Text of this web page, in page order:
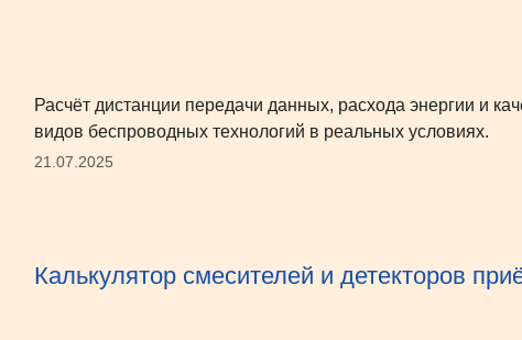
Расчёт дистанции передачи данных, расхода энергии и
видов беспроводных технологий в реальных условиях.
21.07.2025
Калькулятор смесителей и детекторов